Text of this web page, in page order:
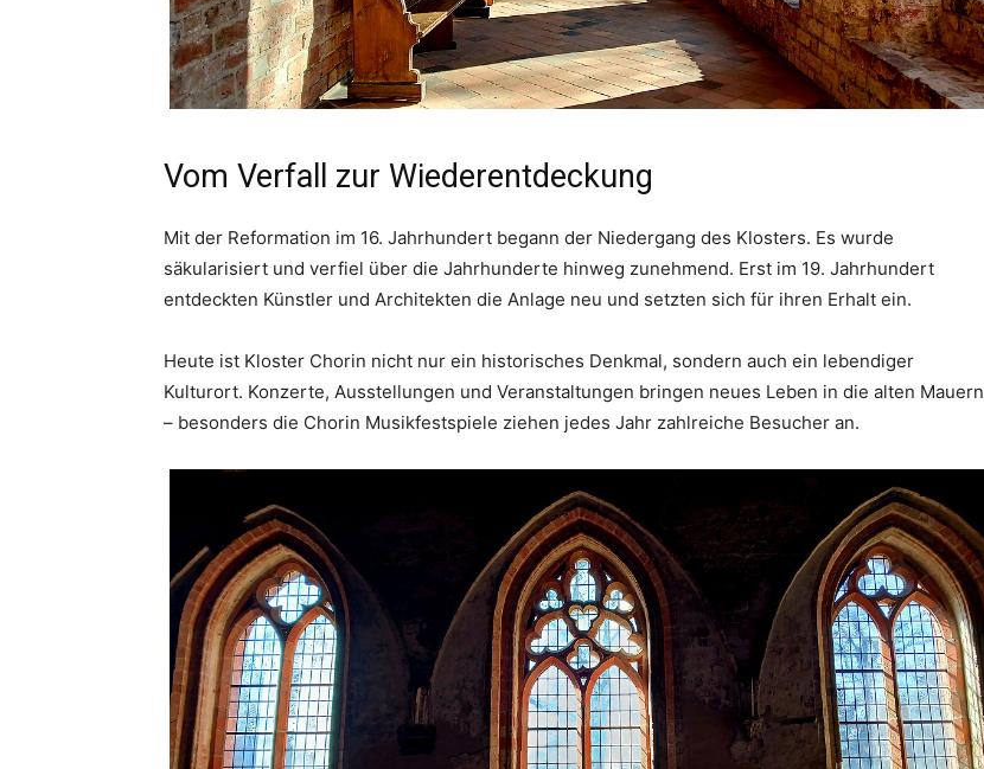
Vom Verfall zur Wiederentdeckung
Mit der Reformation im 16. Jahrhundert begann der Niedergang des Klosters. Es wurde
säkularisiert und verfiel über die Jahrhunderte hinweg zunehmend. Erst im 19. Jahrhundert
entdeckten Künstler und Architekten die Anlage neu und setzten sich für ihren Erhalt ein.
Heute ist Kloster Chorin nicht nur ein historisches Denkmal, sondern auch ein lebendiger
Kulturort. Konzerte, Ausstellungen und Veranstaltungen bringen neues Leben in die alten Mauern
– besonders die Chorin Musikfestspiele ziehen jedes Jahr zahlreiche Besucher an.